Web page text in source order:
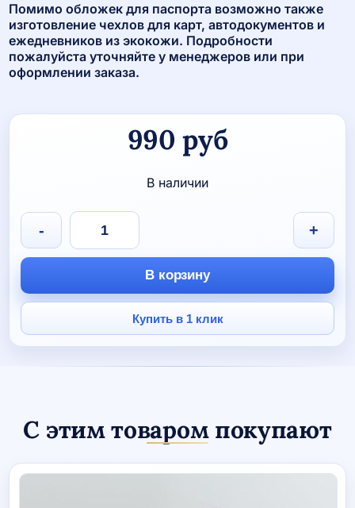
Помимо обложек для паспорта возможно также
изготовление чехлов для карт, автодокументов и
ежедневников из экокожи. Подробности
пожалуйста уточняйте у менеджеров или при
оформлении заказа.
990руб
В наличии
Количество
товара
Обложка
для
"Теннис"
- +
В корзину
Купить в 1 клик
С этим товаром покупают